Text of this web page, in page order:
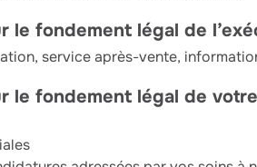
le fondement légal de
service après-vente,
le fondement légal de